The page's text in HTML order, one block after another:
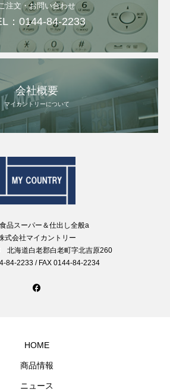
ご注文・お問い合わせ
：0144-84-2233
会社概要
マイカントリーについて
品スーパー＆仕出し全般a
式会社マイカントリー
北海道白老郡白老町字北吉原260
84-2233 / FAX 0144-84-2234
HOME
商品情報
ニュース